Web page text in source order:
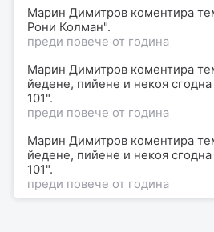
Марин Димитров коментира
Рони Колман".
преди повече от година
Марин Димитров коментира
йедене, пийене и некоя
101".
преди повече от година
Марин Димитров коментира
йедене, пийене и некоя
101".
преди повече от година